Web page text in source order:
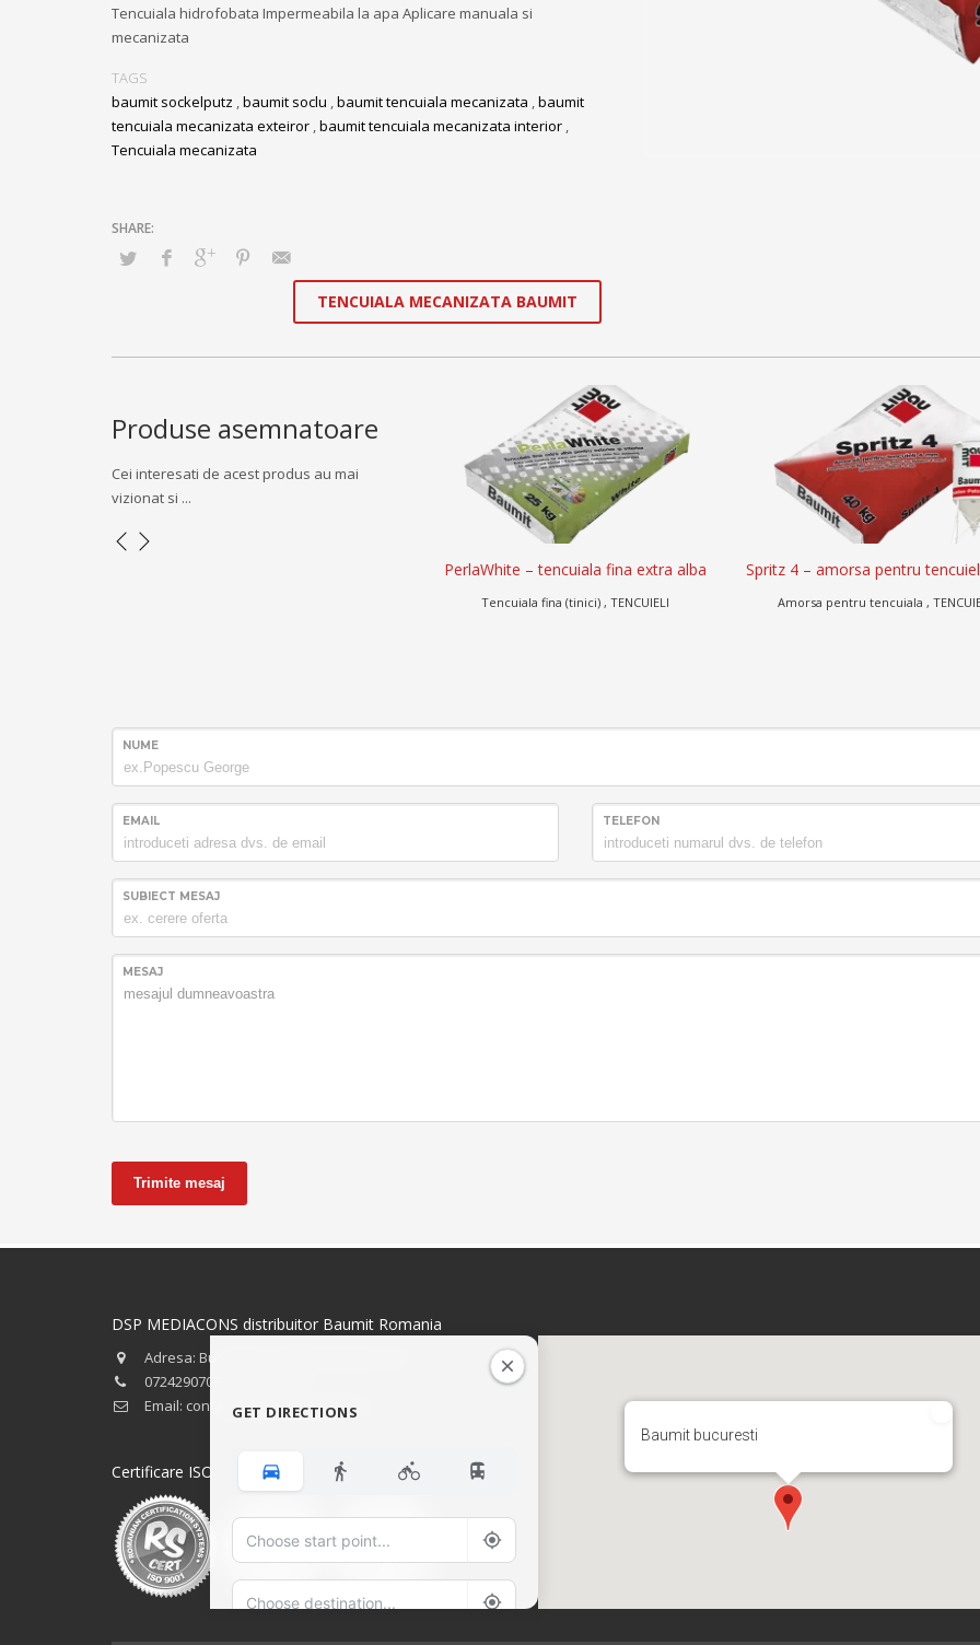
Tencuiala hidrofobata Impermeabila la apa Aplicare manuala si
mecanizata
TAGS
baumit sockelputz ,baumit soclu ,baumit tencuiala mecanizata ,baumit
tencuiala mecanizata exteiror ,baumit tencuiala mecanizata interior ,
Tencuiala mecanizata
TENCUIALA MECANIZATA BAUMIT
Produse asemnatoare
Cei interesati de acest produs au mai
vizionat si ...
Spritz 4 – amorsa pentru tencuieli 4mm
Amorsa pentru tencuiala , TENCUIELI
ThermoPutz – tencuiala
Tencuiala termoizolanta ,
termoizolanta , TENCUIELI ,
NUME
EMAIL TELEFON
SUBIECT MESAJ
MESAJ
Trimite mesaj
DSP MEDIACONS distribuitor Baumit Romania
Adresa: Bucuresti, strada Preciziei nr.34
0724290708 - 0723746501
Email: contact@baumitbucuresti.ro
Certificare ISO
GET DIRECTIONS
Baumit bucuresti